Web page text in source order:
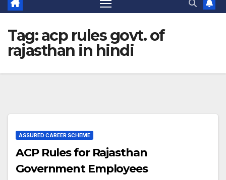
Tag:acp rules govt. of
rajasthan in hindi
ASSURED CAREER SCHEME
ACP Rules for Rajasthan
Government Employees